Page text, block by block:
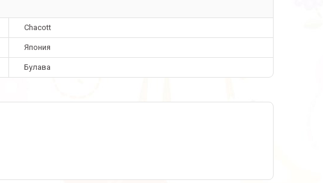
Chacott
Япония
Булава